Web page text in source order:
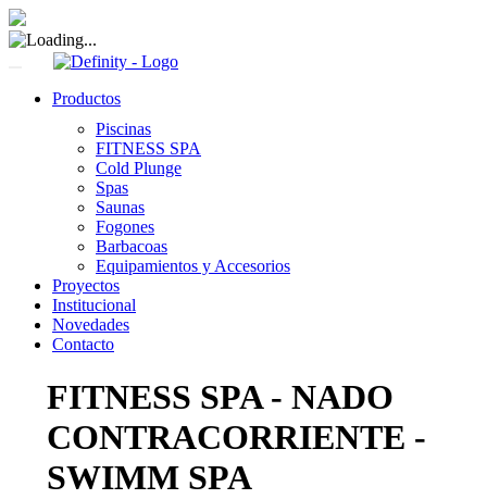
Toggle
navigationProductos
Piscinas
FITNESS SPA
Cold Plunge
Spas
Saunas
Fogones
Barbacoas
Equipamientos y Accesorios
Proyectos
Institucional
Novedades
Contacto
FITNESS SPA - NADO
CONTRACORRIENTE -
SWIMM SPA